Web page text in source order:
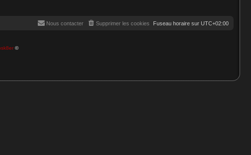
Fuseau horaire sur UTC+02:00
Supprimer les cookies
Nous contacter
©